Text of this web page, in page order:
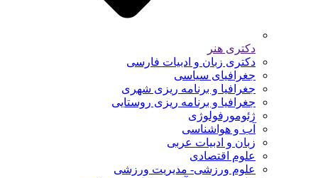
دکتری هنر
دکتری زبان و ادبیات فارسی
جغرافیای سیاسی
جغرافیا و برنامه ریزی شهری
جغرافیا و برنامه ریزی روستایی
ژئومورفولوژی
آب و هواشناسی
زبان و ادبیات عربی
علوم اقتصادی
علوم ورزشی- مدیریت ورزشی